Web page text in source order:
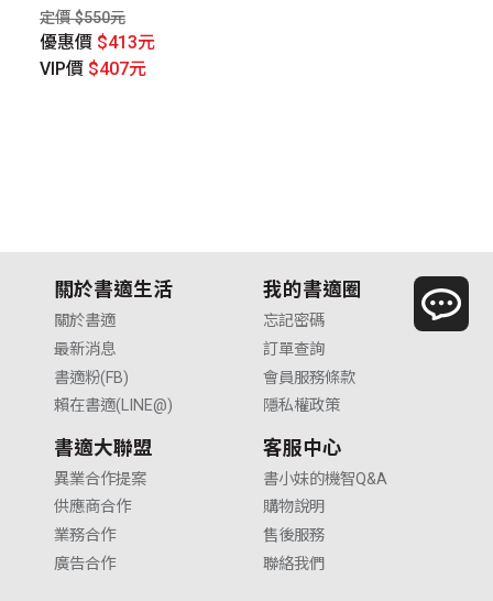
定價 $550元
優惠價 $413元
VIP價 $407元
關於書適生活
關於書適
最新消息
書適粉(FB)
賴在書適(LINE@)
我的書適圈
忘記密碼
訂單查詢
會員服務條款
隱私權政策
書適大聯盟
異業合作提案
供應商合作
業務合作
廣告合作
客服中心
書小妹的機智Q&A
購物說明
售後服務
聯絡我們